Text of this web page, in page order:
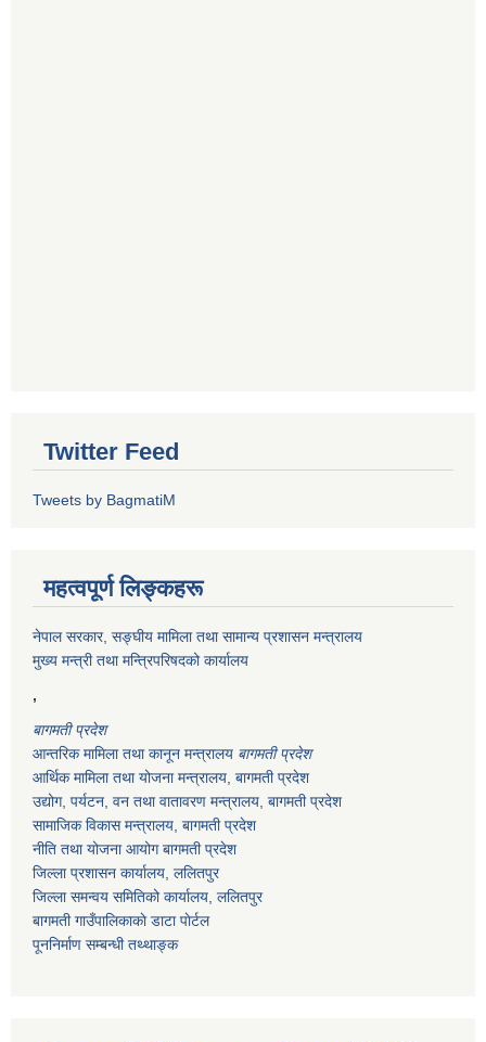
Twitter Feed
Tweets by BagmatiM
महत्वपूर्ण लिङ्कहरू
नेपाल सरकार, सङ्घीय मामिला तथा सामान्य प्रशासन मन्त्रालय
मुख्य मन्त्री तथा मन्त्रिपरिषदको कार्यालय
,
बागमती प्रदेश
आन्तरिक मामिला तथा कानून मन्त्रालय बागमती प्रदेश
आर्थिक मामिला तथा योजना मन्त्रालय, बागमती प्रदेश
उद्योग, पर्यटन, वन तथा वातावरण मन्त्रालय, बागमती प्रदेश
सामाजिक विकास मन्त्रालय, बागमती प्रदेश
नीति तथा योजना आयोग बागमती प्रदेश
जिल्ला प्रशासन कार्यालय, ललितपुर
जिल्ला समन्वय समितिको कार्यालय, ललितपुर
बागमती गाउँपालिकाकाे डाटा पाेर्टल
पूननिर्माण सम्बन्धी तथ्थाङ्क